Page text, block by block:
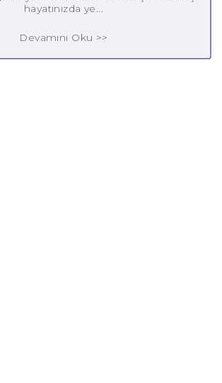
hayatınızda ye...
Devamını Oku >>